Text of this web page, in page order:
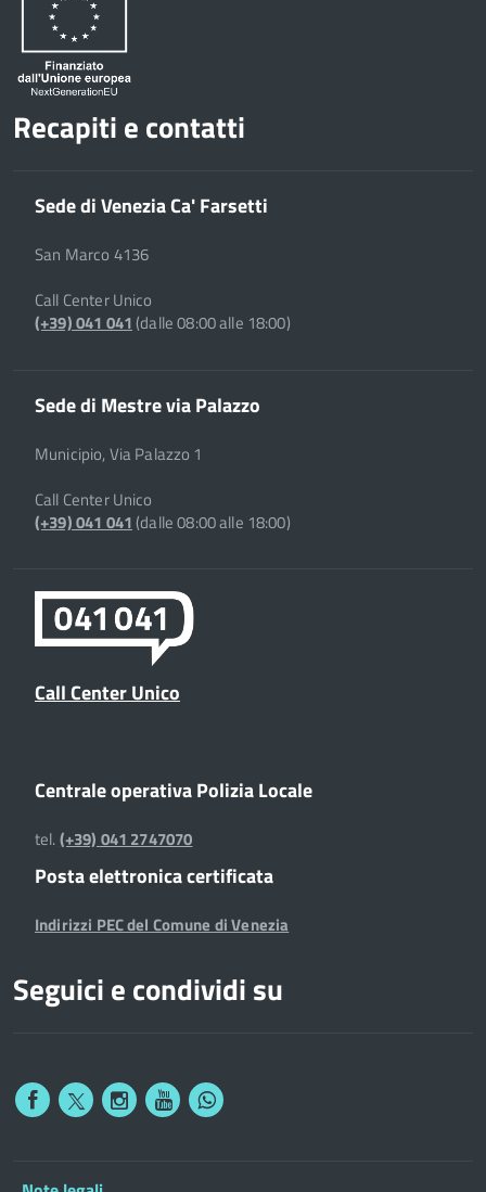
Recapiti e contatti
Sede di Venezia Ca' Farsetti
San Marco 4136
Call Center Unico
(+39) 041 041(dalle 08:00 alle 18:00)
Sede di Mestre via Palazzo
Municipio, Via Palazzo 1
Call Center Unico
(+39) 041 041(dalle 08:00 alle 18:00)
Call Center Unico
Centrale operativa Polizia Locale
tel.(+39) 041 2747070
Posta elettronica certificata
Indirizzi PEC del Comune di Venezia
Seguici e condividi su